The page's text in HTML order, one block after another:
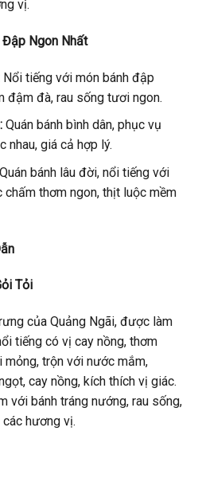
vị.
Ngon Nhất
Nổi tiếng với món bánh đập
đậm đà, rau sống tươi ngon.
Quán bánh bình dân, phục vụ
nhau, giá cả hợp lý.
bánh lâu đời, nổi tiếng với
thơm ngon, thịt luộc mềm
Tỏi
của Quảng Ngãi, được làm
tiếng có vị cay nồng, thơm
trộn với nước mắm,
cay nồng, kích thích vị giác.
với bánh tráng nướng, rau sống,
hương vị.